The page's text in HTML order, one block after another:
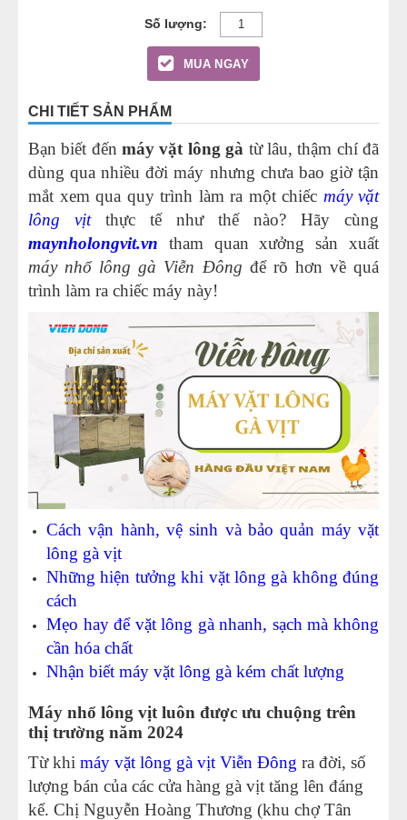
MUA NGAY
CHI TIẾT SẢN PHẨM
Bạn biết đếnmáy vặt lông gà từ lâu, thậm chí đã
dùng qua nhiều đời máy nhưng chưa bao giờ tận
mắt xem qua quy trình làm ra một chiếc máy vặt
lông vịtthực tế như thế nào? Hãy cùng
maynholongvit.vn tham quan xưởng sản xuất
máy nhổ lông gà Viễn Đông để rõ hơn về quá
trình làm ra chiếc máy này!
Cách vận hành, vệ sinh và bảo quản máy vặt
lông gà vịt
Những hiện tưởng khi vặt lông gà không đúng
cách
Mẹo hay để vặt lông gà nhanh, sạch mà không
cần hóa chất
Nhận biết máy vặt lông gà kém chất lượng
Máy nhổ lông vịt luôn được ưu chuộng trên
thị trường năm 2024
Từ khi máy vặt lông gà vịt Viễn Đông ra đời, số
lượng bán của các cửa hàng gà vịt tăng lên đáng
kể. Chị Nguyễn Hoàng Thương (khu chợ Tân